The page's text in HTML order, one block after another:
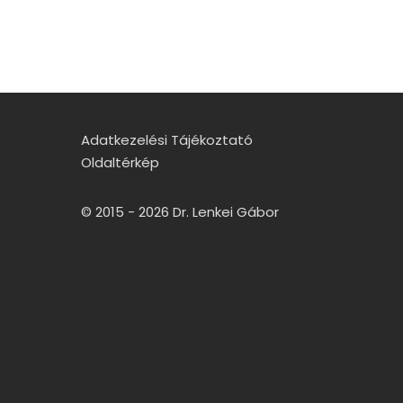
Adatkezelési Tájékoztató
Oldaltérkép
© 2015 - 2026 Dr. Lenkei Gábor